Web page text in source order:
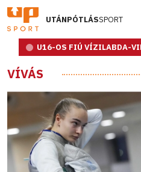
UTÁNPÓTLÁSSPORT
U16-OS FIÚ VÍZILABDA-
VÍVÁS